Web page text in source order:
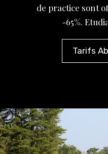
de practice sont
-65%.
Tarifs